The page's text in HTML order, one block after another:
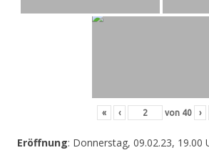
« ‹ von 40 ›
Eröffnung: Donnerstag, 09.02.23, 19.00